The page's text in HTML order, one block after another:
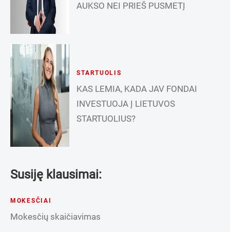
AUKSO NEI PRIEŠ PUSMETĮ
STARTUOLIS
KAS LEMIA, KADA JAV FONDAI
INVESTUOJA Į LIETUVOS
STARTUOLIUS?
Susiję klausimai:
MOKESČIAI
Mokesčių skaičiavimas